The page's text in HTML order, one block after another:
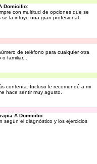
Domicilio:
con multitud de opciones que se
la intuye una gran profesional
de teléfono para cualquier otra
familiar...
contenta. Incluso le recomendé a mi
hace sentir muy agusto.
A Domicilio:
según el diagnóstico y los ejercicios